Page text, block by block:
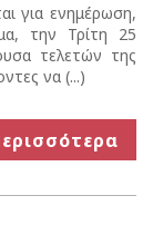
για ενημέρωση,
την Τρίτη 25
τελετών της
να (...)